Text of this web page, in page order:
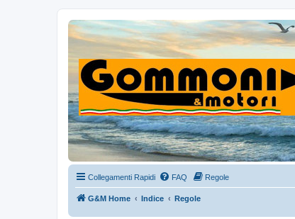
Collegamenti Rapidi FAQ Regole
G&M Home Indice Regole